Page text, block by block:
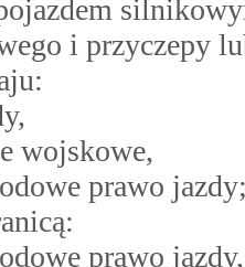
i przyczepy
wojskowe,
prawo
prawo